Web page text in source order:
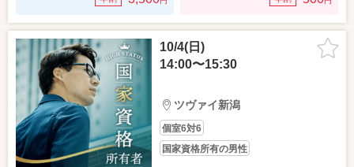
10/4(日)
14:00〜15:30
ツヴァイ新潟
個室6対6
国家資格所有の男性